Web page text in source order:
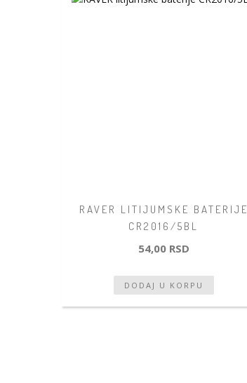
RAVER LITIJUMSKE BATERIJE
CR2016/5BL
54,00 RSD